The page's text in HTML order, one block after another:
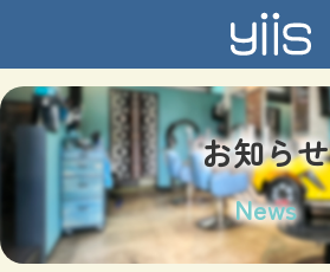
お知らせ
News